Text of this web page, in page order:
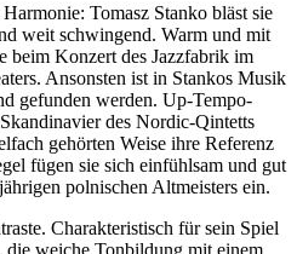
Tomasz Stanko bläst sie
weit schwingend. Warm und mit
beim Konzert des Jazzfabrik im
Ansonsten ist in Stankos Musik
gefunden werden. Up-Tempo-
des Nordic-Qintetts
gehörten Weise ihre Referenz
fügen sie sich einfühlsam und gut
polnischen Altmeisters ein.
Charakteristisch für sein Spiel
weiche Tonbildung mit einem